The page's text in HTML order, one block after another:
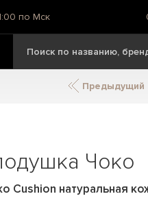
по Мск
Предыдущий
Чоко
Cushion натуральная